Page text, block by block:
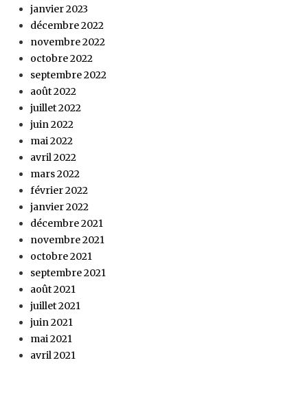
janvier 2023
décembre 2022
novembre 2022
octobre 2022
septembre 2022
août 2022
juillet 2022
juin 2022
mai 2022
avril 2022
mars 2022
février 2022
janvier 2022
décembre 2021
novembre 2021
octobre 2021
septembre 2021
août 2021
juillet 2021
juin 2021
mai 2021
avril 2021